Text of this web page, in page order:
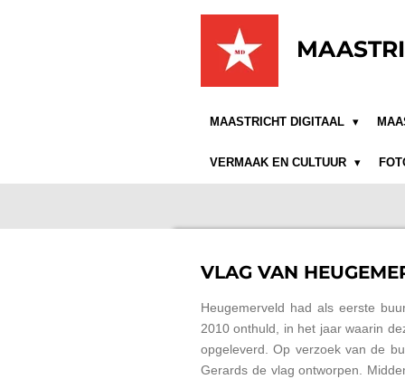
MAASTRICHT DIGITAAL
VERMAAK EN CULTUUR
VLAG VAN
Heugemerveld had als eerste
2010 onthuld, in het jaar waarin
opgeleverd. Op verzoek van de
Gerards de vlag ontworpen.